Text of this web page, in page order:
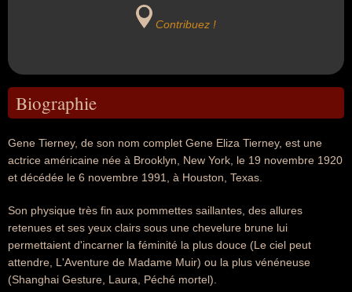
Contribuez !
Biographie
Gene Tierney, de son nom complet Gene Eliza Tierney, est une
actrice américaine née à Brooklyn, New York, le 19 novembre 1920
et décédée le 6 novembre 1991, à Houston, Texas.
Son physique très fin aux pommettes saillantes, des allures
retenues et ses yeux clairs sous une chevelure brune lui
permettaient d'incarner la féminité la plus douce (Le ciel peut
attendre, L'Aventure de Madame Muir) ou la plus vénéneuse
(Shanghai Gesture, Laura, Péché mortel).